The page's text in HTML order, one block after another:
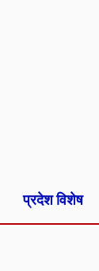
प्रदेश विशेष